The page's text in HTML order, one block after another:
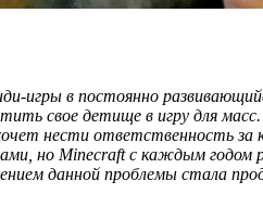
игры в постоянно
свое детище в игру для
нести ответственность
но Minecraft с каждым
данной проблемы стала